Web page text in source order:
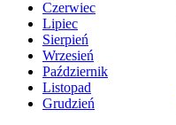
Czerwiec
Lipiec
Sierpień
Wrzesień
Październik
Listopad
Grudzień